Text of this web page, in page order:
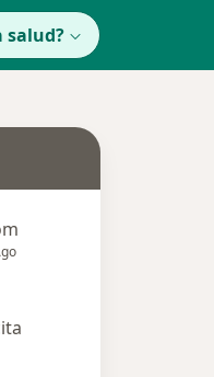
salud?